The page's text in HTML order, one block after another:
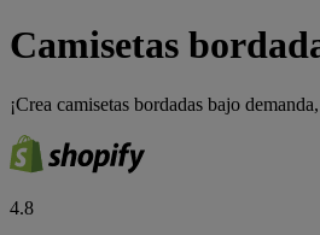
Camisetas
¡Crea camisetas bordadas bajo
4.8